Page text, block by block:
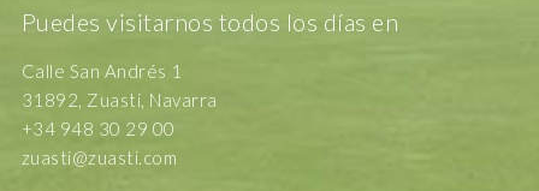
Puedes visitarnos todos los días en
Calle San Andrés 1
31892, Zuasti, Navarra
+34 948 30 29 00
zuasti@zuasti.com